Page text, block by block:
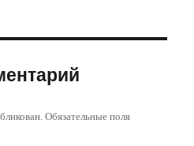
Обязательные поля